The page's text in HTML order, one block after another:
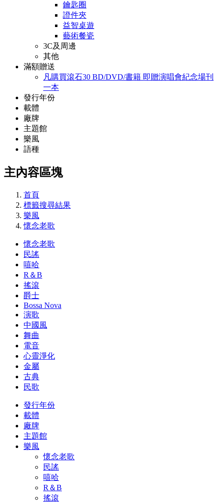
鑰匙圈
證件夾
益智桌遊
藝術餐瓷
3C及周邊
其他
滿額贈送
凡購買滾石30 BD/DVD/書籍 即贈演唱會紀念場刊
一本
發行年份
載體
廠牌
主題館
樂風
語種
主內容區塊
首頁
標籤搜尋結果
樂風
懷念老歌
懷念老歌
民謠
嘻哈
R＆B
搖滾
爵士
Bossa Nova
演歌
中國風
舞曲
電音
心靈淨化
金屬
古典
民歌
發行年份
載體
廠牌
主題館
樂風
懷念老歌
民謠
嘻哈
R＆B
搖滾